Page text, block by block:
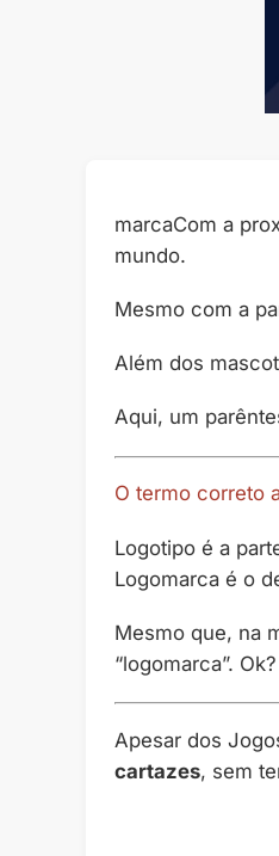
marcaCom a
mundo.
Mesmo com a
Além dos
Aqui, um
O termo correto
Logotipo é a
Logomarca é o
Mesmo que, na
“logomarca”. Ok?
Apesar dos
cartazes, sem